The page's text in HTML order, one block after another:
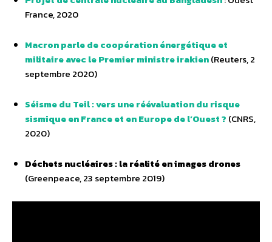
France, 2020
Macron parle de coopération énergétique et
militaire avec le Premier ministre irakien(Reuters, 2
septembre 2020)
Séisme du Teil : vers une réévaluation du risque
sismique en France et en Europe de l’Ouest ? (CNRS,
2020)
Déchets nucléaires : la réalité en images drones
(Greenpeace, 23 septembre 2019)